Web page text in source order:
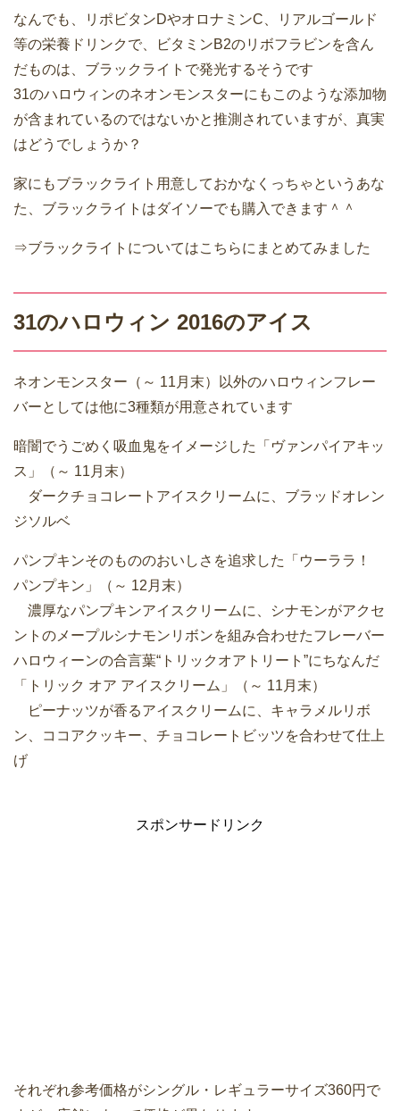
なんでも、リポビタンDやオロナミンC、リアルゴールド
等の栄養ドリンクで、ビタミンB2のリボフラビンを含ん
だものは、ブラックライトで発光するそうです
31のハロウィンのネオンモンスターにもこのような添加物
が含まれているのではないかと推測されていますが、真実
はどうでしょうか？
家にもブラックライト用意しておかなくっちゃというあな
た、ブラックライトはダイソーでも購入できます＾＾
⇒ブラックライトについてはこちらにまとめてみました
31のハロウィン 2016のアイス
ネオンモンスター（～ 11月末）以外のハロウィンフレー
バーとしては他に3種類が用意されています
暗闇でうごめく吸血鬼をイメージした「ヴァンパイアキッ
ス」（～ 11月末）
ダークチョコレートアイスクリームに、ブラッドオレン
ジソルベ
パンプキンそのもののおいしさを追求した「ウーララ！
パンプキン」（～ 12月末）
濃厚なパンプキンアイスクリームに、シナモンがアクセ
ントのメープルシナモンリボンを組み合わせたフレーバー
ハロウィーンの合言葉“トリックオアトリート”にちなんだ
「トリック オア アイスクリーム」（～ 11月末）
ピーナッツが香るアイスクリームに、キャラメルリボ
ン、ココアクッキー、チョコレートビッツを合わせて仕上
げ
スポンサードリンク
それぞれ参考価格がシングル・レギュラーサイズ360円で